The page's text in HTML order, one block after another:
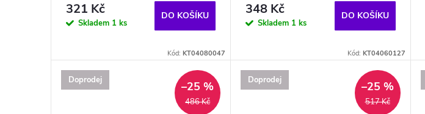
321 Kč
Skladem 1 ks
DO KOŠÍKU
Kód:KT04080047
348 Kč
Skladem 1 ks
DO KOŠÍKU
Kód: KT04060127
Doprodej
486 Kč
–25 % Doprodej
517 Kč
–25 %